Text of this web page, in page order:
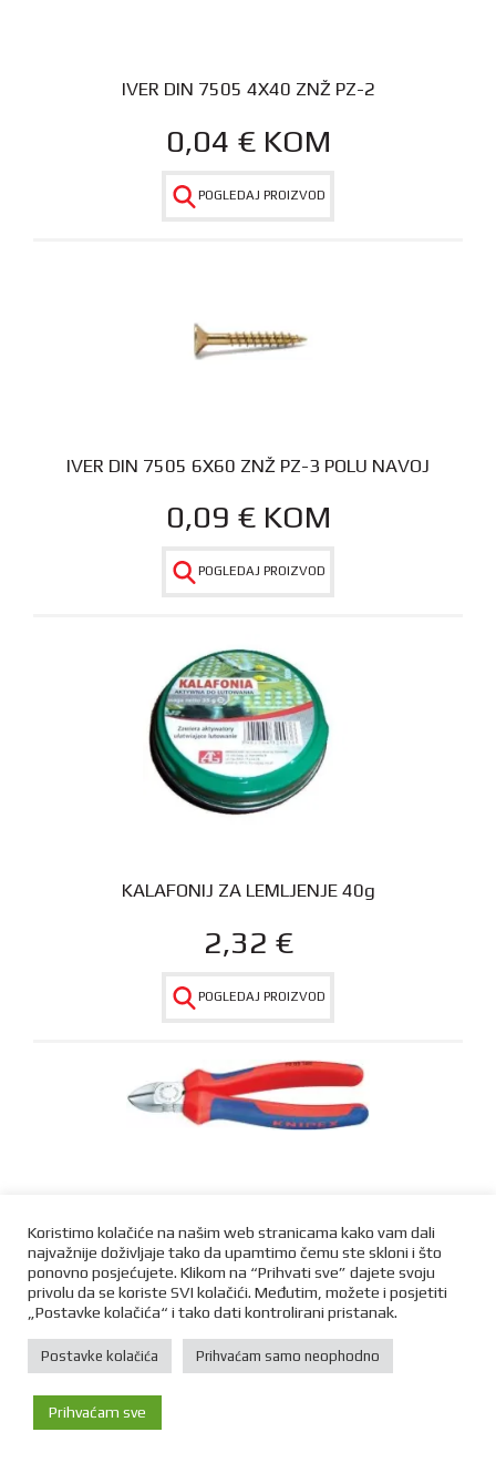
IVER DIN 7505 4X40 ZNŽ PZ-2
0,04 € KOM
POGLEDAJ PROIZVOD
IVER DIN 7505 6X60 ZNŽ PZ-3 POLU NAVOJ
0,09 € KOM
POGLEDAJ PROIZVOD
KALAFONIJ ZA LEMLJENJE 40g
2,32 €
POGLEDAJ PROIZVOD
35,20€
POGLEDAJ PROIZVOD
Koristimo kolačiće na našim web stranicama kako vam dali
najvažnije doživljaje tako da upamtimo čemu ste skloni i što
ponovno posjećujete. Klikom na “Prihvati sve” dajete svoju
privolu da se koriste SVI kolačići. Međutim, možete i posjetiti
„Postavke kolačića“ i tako dati kontrolirani pristanak.
Postavke kolačića Prihvaćam samo neophodno
Prihvaćam sve